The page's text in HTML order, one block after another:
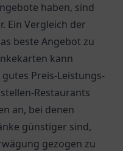
haben, sind
Ein Vergleich der
beste Angebot zu
kann
Preis-Leistungs-
Restaurants
an, bei denen
günstiger sind,
gezogen zu